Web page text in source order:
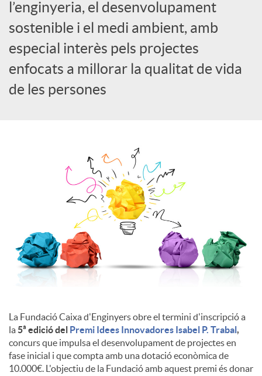
c
i
a
l’enginyeria, el desenvolupament
sostenible i el medi ambient, amb
especial interès pels projectes
enfocats a millorar la qualitat de vida
de les persones
La Fundació Caixa d'Enginyers obre el termini d'inscripció a
la5ª edició del Premi Idees Innovadores Isabel P. Trabal ,
concurs que impulsa el desenvolupament de projectes en
fase inicial i que compta amb una dotació econòmica de
10.000€. L'objectiu de la Fundació amb aquest premi és donar